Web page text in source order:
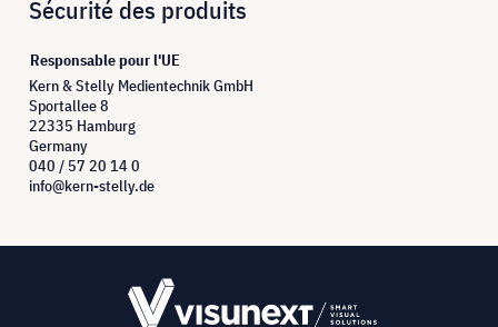
Sécurité des produits
Responsable pour l'UE
Kern & Stelly Medientechnik GmbH
Sportallee 8
22335 Hamburg
Germany
040 / 57 20 14 0
info@kern-stelly.de